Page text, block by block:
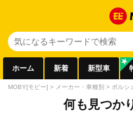
ホーム 新着 新型車
MOBY[モビー] > メーカー・車種別 > ポルシ
何も見つか